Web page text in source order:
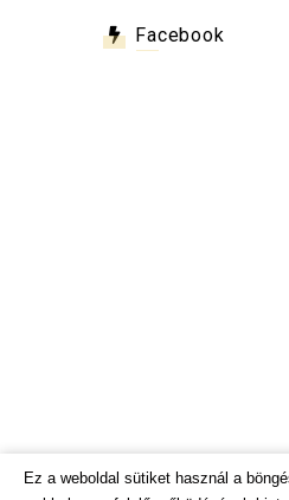
Facebook
Ez a weboldal sütiket használ a